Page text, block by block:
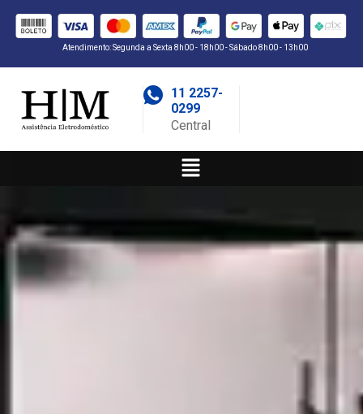
Atendimento: Segunda a Sexta 8h00 - 18h00 - Sábado 8h00 - 13h00
11 2257-
0299
Central